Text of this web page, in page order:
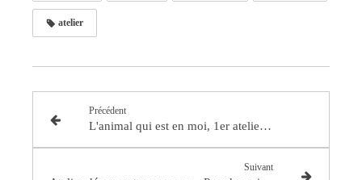
atelier
Précédent
L'animal qui est en moi, 1er atelier parents enfants yoga et massages
Suivant